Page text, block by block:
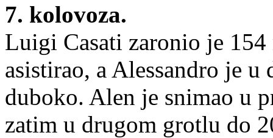
7. kolovoza.
Luigi Casati zaronio je
asistirao, a Alessandro je
duboko. Alen je snimao u
zatim u drugom grotlu do